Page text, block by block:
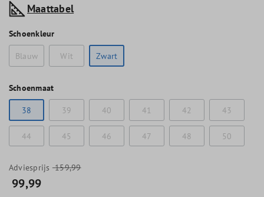
Maattabel
Schoenkleur
Blauw
Wit Zwart
Schoenmaat
38
39 40 41 42 43
44 45 46 47 48 50
Adviesprijs 159,99
99,99